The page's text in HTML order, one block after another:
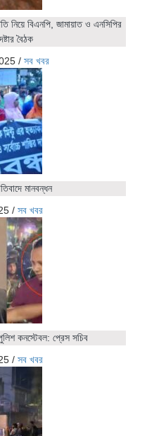
নিয়ে বিএনপি, জামায়াত ও এনসিপির
বৈঠক
/ সব খবর
মানবন্ধন
/ সব খবর
কনস্টেবল: প্রেস সচিব
/ সব খবর